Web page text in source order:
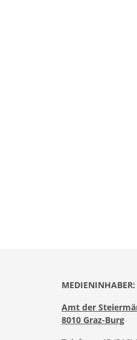
MEDIENINHABER:
Amt der
8010 Graz-Burg